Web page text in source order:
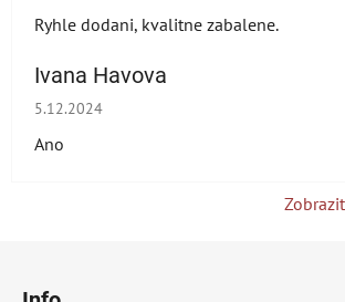
Ryhle dodani, kvalitne zabalene.
Ivana Havova
Hodnocení obchodu je 5 z 5 hvězdiček.
5.12.2024
Ano